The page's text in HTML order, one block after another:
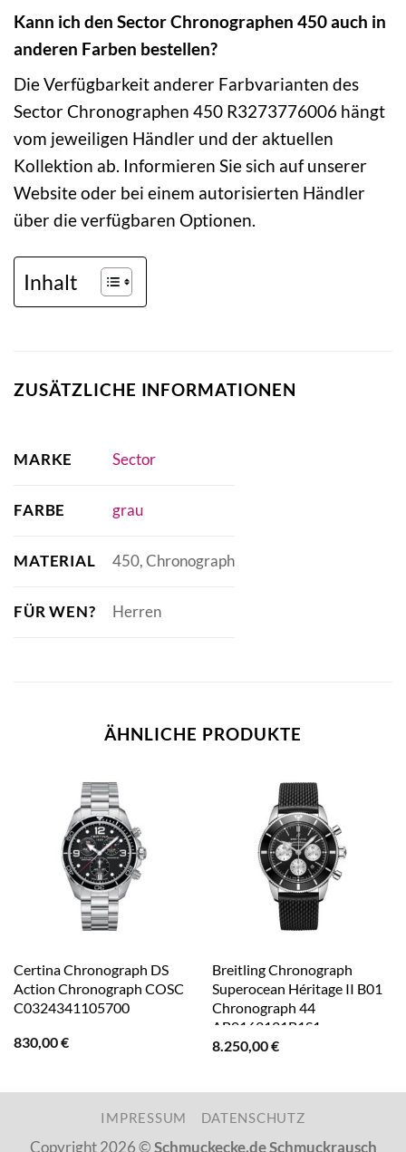
Kann ich den Sector Chronographen 450 auch in
anderen Farben bestellen?
Die Verfügbarkeit anderer Farbvarianten des
Sector Chronographen 450 R3273776006 hängt
vom jeweiligen Händler und der aktuellen
Kollektion ab. Informieren Sie sich auf unserer
Website oder bei einem autorisierten Händler
über die verfügbaren Optionen.
Inhalt
ZUSÄTZLICHE INFORMATIONEN
MARKE Sector
FARBE grau
MATERIAL 450, Chronograph
FÜR WEN? Herren
ÄHNLICHE PRODUKTE
Certina Chronograph DS
Action Chronograph COSC
C0324341105700
830,00€
Breitling Chronograph
Superocean Héritage II B01
Chronograph 44
AB0162121B1S1
8.250,00€
IMPRESSUM DATENSCHUTZ
Copyright 2026 ©Schmuckecke.de Schmuckrausch